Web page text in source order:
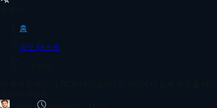
홈
속도 테스트